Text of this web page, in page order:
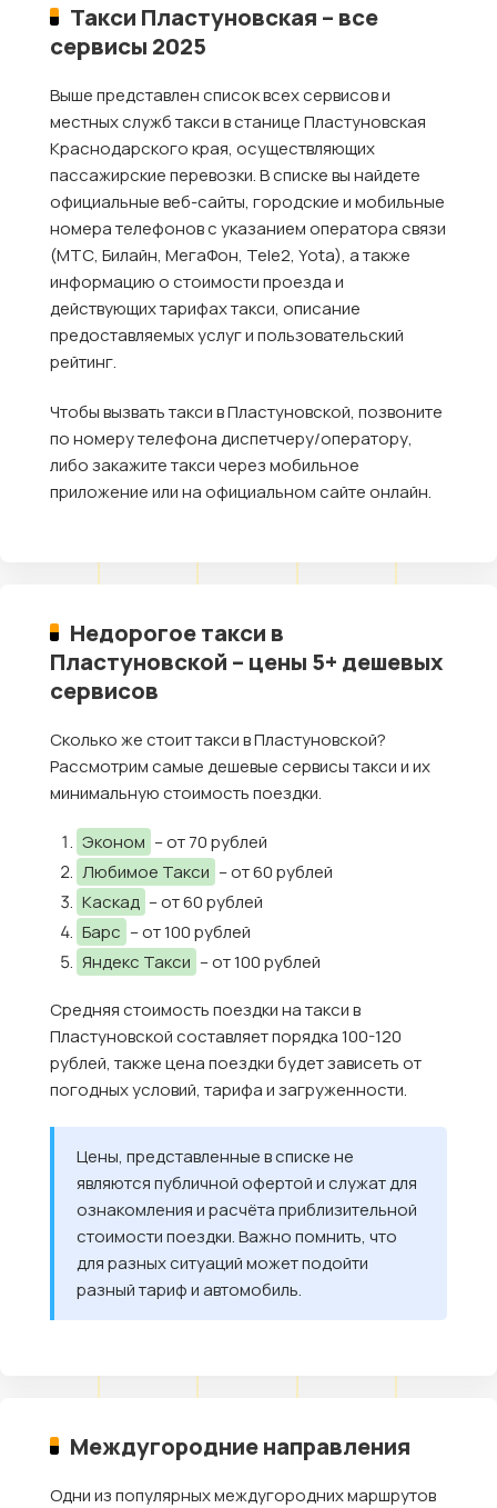
Такси Пластуновская – все
сервисы 2025
Выше представлен список всех сервисов и
местных служб такси в станице Пластуновская
Краснодарского края, осуществляющих
пассажирские перевозки. В списке вы найдете
официальные веб-сайты, городские и мобильные
номера телефонов с указанием оператора связи
(МТС, Билайн, МегаФон, Tele2, Yota), а также
информацию о стоимости проезда и
действующих тарифах такси, описание
предоставляемых услуг и пользовательский
рейтинг.
Чтобы вызвать такси в Пластуновской, позвоните
по номеру телефона диспетчеру/оператору,
либо закажите такси через мобильное
приложение или на официальном сайте онлайн.
Недорогое такси в
Пластуновской – цены 5+ дешевых
сервисов
Сколько же стоит такси в Пластуновской?
Рассмотрим самые дешевые сервисы такси и их
минимальную стоимость поездки.
Эконом – от 70 рублей
Любимое Такси – от 60 рублей
Каскад – от 60 рублей
Барс – от 100 рублей
Яндекс Такси – от 100 рублей
Средняя стоимость поездки на такси в
Пластуновской составляет порядка 100-120
рублей, также цена поездки будет зависеть от
погодных условий, тарифа и загруженности.
Цены, представленные в списке не
являются публичной офертой и служат для
ознакомления и расчёта приблизительной
стоимости поездки. Важно помнить, что
для разных ситуаций может подойти
разный тариф и автомобиль.
Междугородние направления
Одни из популярных междугородних маршрутов